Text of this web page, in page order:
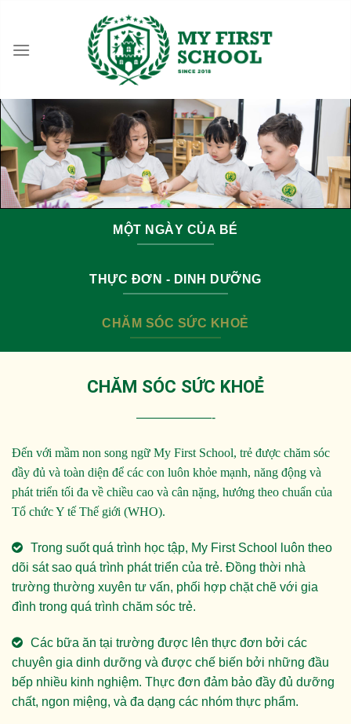
content
MỘT NGÀY CỦA BÉ
THỰC ĐƠN - DINH DƯỠNG
CHĂM SÓC SỨC KHOẺ
CHĂM SÓC SỨC KHOẺ
——————-
Đến với mầm non song ngữ My First School, trẻ được chăm sóc
đầy đủ và toàn diện để các con luôn khỏe mạnh, năng động và
phát triển tối đa về chiều cao và cân nặng, hướng theo chuẩn của
Tổ chức Y tế Thế giới (WHO).
Trong suốt quá trình học tập, My First School luôn theo
dõi sát sao quá trình phát triển của trẻ. Đồng thời nhà
trường thường xuyên tư vấn, phối hợp chặt chẽ với gia
đình trong quá trình chăm sóc trẻ.
Các bữa ăn tại trường được lên thực đơn bởi các
chuyên gia dinh dưỡng và được chế biến bởi những đầu
bếp nhiều kinh nghiệm. Thực đơn đảm bảo đầy đủ dưỡng
chất, ngon miệng, và đa dạng các nhóm thực phẩm.